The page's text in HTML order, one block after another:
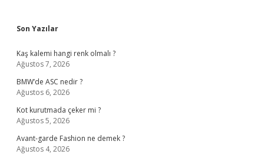
Sidebar
Son Yazılar
Kaş kalemi hangi renk olmalı ?
Ağustos 7, 2026
BMW’de ASC nedir ?
Ağustos 6, 2026
Kot kurutmada çeker mi ?
Ağustos 5, 2026
Avant-garde Fashion ne demek ?
Ağustos 4, 2026